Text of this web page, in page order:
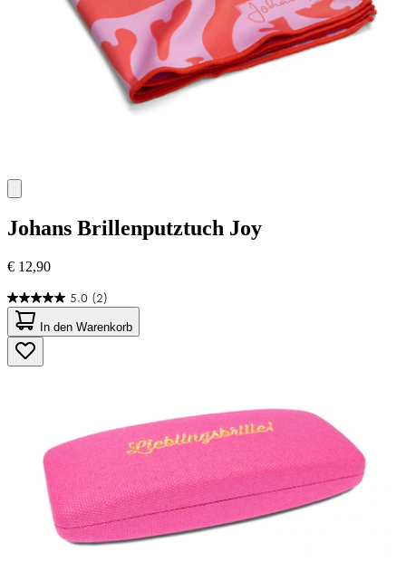
Johans Brillenputztuch Joy
€ 12,90
5.0 (2)
5.0
von
5
Sternen.
2
In den Warenkorb